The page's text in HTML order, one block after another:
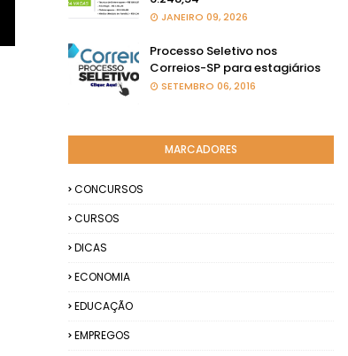
JANEIRO 09, 2026
Processo Seletivo nos
Correios-SP para estagiários
SETEMBRO 06, 2016
MARCADORES
CONCURSOS
CURSOS
DICAS
ECONOMIA
EDUCAÇÃO
EMPREGOS